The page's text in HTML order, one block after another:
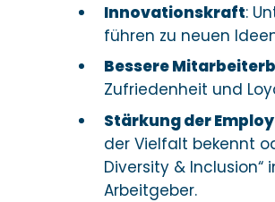
Innovationskraft:
führen zu neuen
Bessere
Zufriedenheit und
Stärkung der
der Vielfalt bekennt
Diversity &
Arbeitgeber.